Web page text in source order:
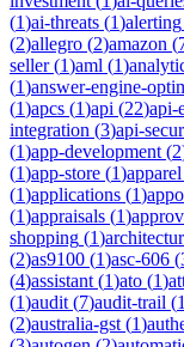
(1)ai-threats (1)alerting
(2)allegro (2)amazon (
seller(1)aml (1)
(1)answer-engine-
(1)apcs (1)api (22)api-
integration (3)api-
(1)app-development (2
(1)app-store (1)apparel
(1)applications (1)
(1)appraisals (1)
shopping (1)
(2)as9100 (1)asc-606 (
(4)assistant (1)ato (1)
(1)audit (7)audit-trail (1
(2)australia-gst (1)